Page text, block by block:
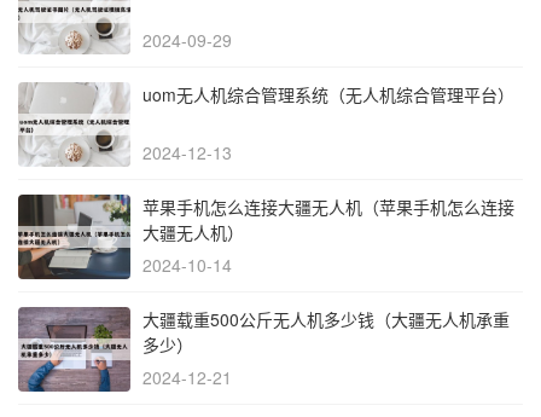
2024-09-29
uom无人机综合管理系统（无人机综合管理平台）
2024-12-13
苹果手机怎么连接大疆无人机（苹果手机怎么连接
大疆无人机）
2024-10-14
大疆载重500公斤无人机多少钱（大疆无人机承重
多少）
2024-12-21